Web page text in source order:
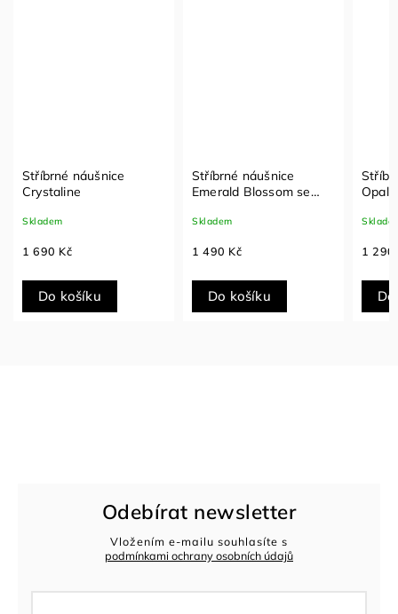
Stříbrné náušnice
Crystaline
Skladem
1 690 Kč
Do košíku
Stříbrné náušnice
Emerald Blossom se
Skladem
1 490 Kč
Do košíku
Opal
1 290
Odebírat newsletter
Vložením e-mailu souhlasíte s
podmínkami ochrany osobních údajů